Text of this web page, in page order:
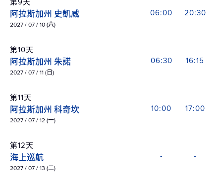
第9天
阿拉斯加州 史凱威
2027 / 07 / 10 (六)
06:00 20:30
第10天
阿拉斯加州 朱諾
2027 / 07 / 11 (日)
06:30 16:15
第11天
阿拉斯加州 科奇坎
2027 / 07 / 12 (一)
10:00 17:00
第12天
海上巡航
2027 / 07 / 13 (二)
- -